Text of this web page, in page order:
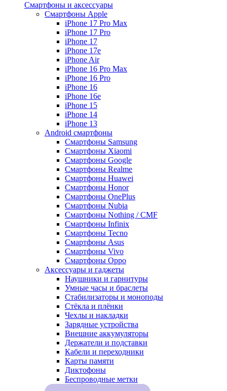
Смартфоны и аксессуары
Смартфоны Apple
iPhone 17 Pro Max
iPhone 17 Pro
iPhone 17
iPhone 17e
iPhone Air
iPhone 16 Pro Max
iPhone 16 Pro
iPhone 16
iPhone 16e
iPhone 15
iPhone 14
iPhone 13
Android cмартфоны
Смартфоны Samsung
Смартфоны Xiaomi
Смартфоны Google
Смартфоны Realme
Смартфоны Huawei
Смартфоны Honor
Смартфоны OnePlus
Смартфоны Nubia
Смартфоны Nothing / CMF
Смартфоны Infinix
Смартфоны Tecno
Смартфоны Asus
Смартфоны Vivo
Смартфоны Oppo
Аксессуары и гаджеты
Наушники и гарнитуры
Умные часы и браслеты
Стабилизаторы и моноподы
Стёкла и плёнки
Чехлы и накладки
Зарядные устройства
Внешние аккумуляторы
Держатели и подставки
Кабели и переходники
Карты памяти
Диктофоны
Беспроводные метки